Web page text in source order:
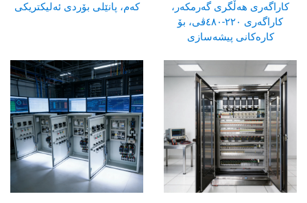
کەم، پانێلی بۆردی ئەلیکتریکی
کاراگەری هەڵگری گەرمکەر،
کاراگەری ٢٢٠-٤٨٠ڤی، بۆ
کارەکانی پیشەسازی